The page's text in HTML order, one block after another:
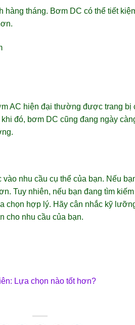
hàng tháng. Bơm DC có thể tiết
AC hiện đại thường được trang bị
đó, bơm DC cũng đang ngày
nhu cầu cụ thể của bạn. Nếu
Tuy nhiên, nếu bạn đang tìm
chọn hợp lý. Hãy cân nhắc kỹ
cho nhu cầu của bạn.
Lựa chọn nào tốt hơn?